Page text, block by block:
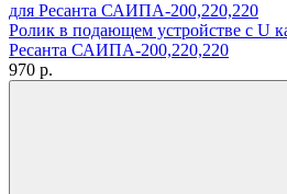
Ролик в подающем устройстве с U
Ресанта САИПА-200,220,220
970 p.